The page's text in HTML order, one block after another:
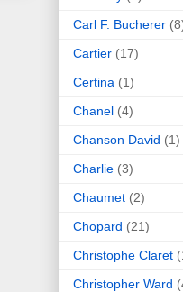
Carl F. Bucherer
Cartier (17)
Certina (1)
Chanel (4)
Chanson David (1)
Charlie (3)
Chaumet (2)
Chopard (21)
Christophe Claret
Christopher Ward